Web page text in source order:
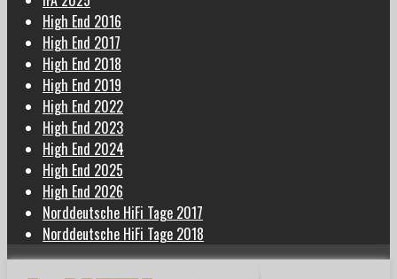
High End 2016
High End 2017
High End 2018
High End 2019
High End 2022
High End 2023
High End 2024
High End 2025
High End 2026
Norddeutsche HiFi Tage 2017
Norddeutsche HiFi Tage 2018